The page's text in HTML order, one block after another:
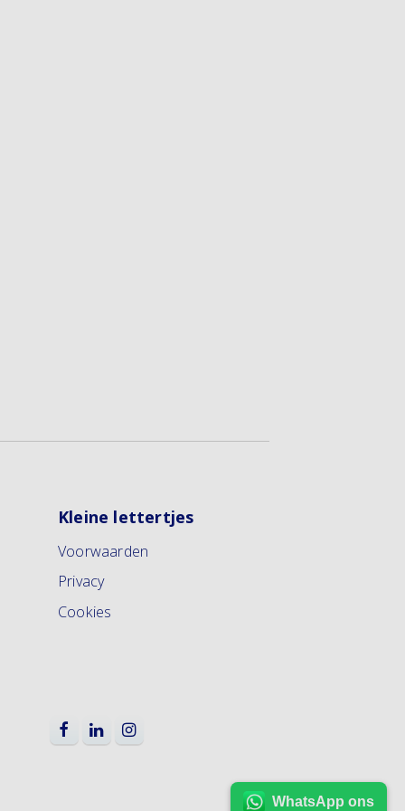
WhatsApp ons
Kleine lettertjes
Voorwaarden
Privacy
Cookies